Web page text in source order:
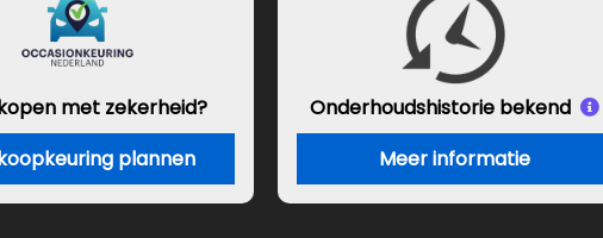
met zekerheid?
plannen
Onderhoudshistorie bekend
Meer informatie